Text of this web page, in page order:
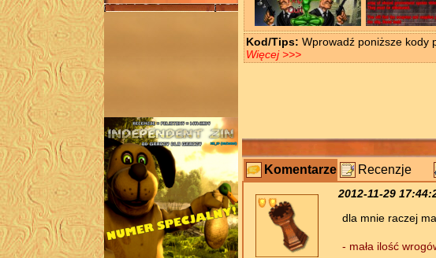
Kod/Tips: Wprowadź poniższe
Więcej >>>
Komentarze
Recenzje
2012-11-29
dla mnie raczej
- mała ilość